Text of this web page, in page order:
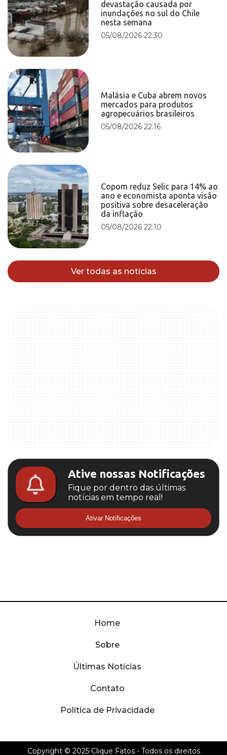
devastação causada por
inundações no sul do Chile
nesta semana
05/08/2026 22:30
Malásia e Cuba abrem novos
mercados para produtos
agropecuários brasileiros
05/08/2026 22:16
Copom reduz Selic para 14% ao
ano e economista aponta visão
positiva sobre desaceleração
da inflação
05/08/2026 22:10
Ver todas as notícias
Ative nossas Notificações
Fique por dentro das últimas
notícias em tempo real!
Ativar Notificações
Home
Sobre
Últimas Notícias
Contato
Política de Privacidade
Copyright © 2025 Clique Fatos- Todos os direitos